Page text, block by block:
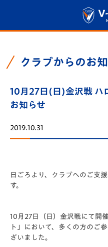
クラブからのお
10月27日(日)金沢戦 ハ
お知らせ
2019.10.31
日ごろより、クラブへのご支
す。
10月27日（日）金沢戦にて開
ト」において、多くの方のご
ざいました。